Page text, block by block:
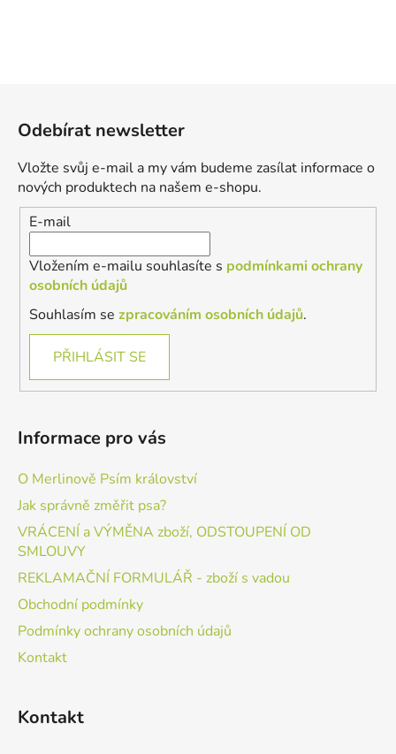
Odebírat newsletter
Vložte svůj e-mail a my vám budeme zasílat informace o
nových produktech na našem e-shopu.
E-mail
Vložením e-mailu souhlasíte s podmínkami ochrany
osobních údajů
Souhlasím se zpracováním osobních údajů.
PŘIHLÁSIT SE
Informace pro vás
O Merlinově Psím království
Jak správně změřit psa?
VRÁCENÍ a VÝMĚNA zboží, ODSTOUPENÍ OD
SMLOUVY
REKLAMAČNÍ FORMULÁŘ - zboží s vadou
Obchodní podmínky
Podmínky ochrany osobních údajů
Kontakt
Kontakt